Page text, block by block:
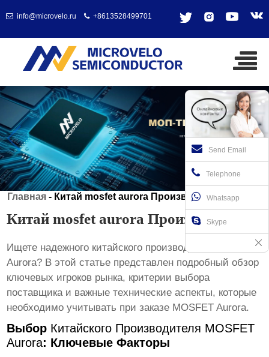
info@microvelo.ru +8613528499701
Главная - Китай mosfet aurora Производитель
Китай mosfet aurora Производитель
Ищете надежного китайского производителя MOSFET
Aurora? В этой статье представлен подробный обзор
ключевых игроков рынка, критерии выбора
поставщика и важные технические аспекты, которые
необходимо учитывать при заказе MOSFET Aurora.
Выбор Китайского Производителя MOSFET
Aurora: Ключевые Факторы
Send Email
Telephone
Whatsapp
Skype